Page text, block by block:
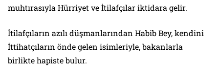
muhtırasıyla Hürriyet ve İtilafçılar iktidara gelir.
İtilafçıların azılı düşmanlarından Habib Bey, kendini
İttihatçıların önde gelen isimleriyle, bakanlarla
birlikte hapiste bulur.